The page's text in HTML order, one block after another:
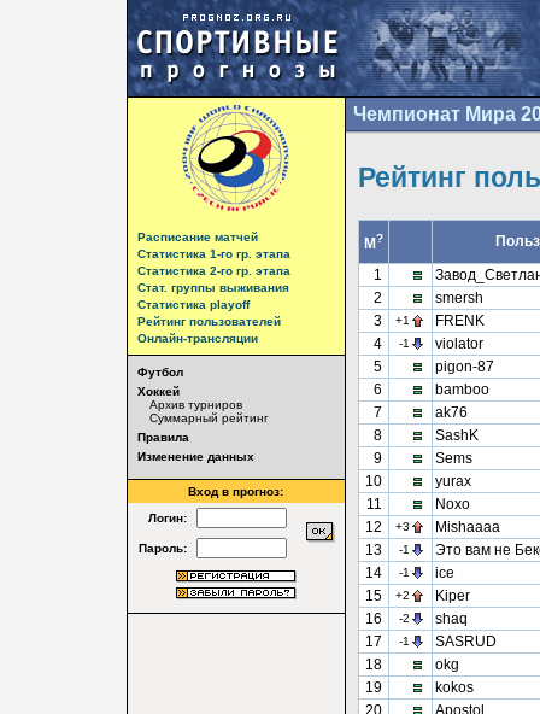
Расписание матчей
Статистика 1-го гр. этапа
Статистика 2-го гр. этапа
Стат. группы выживания
Статистика playoff
Рейтинг пользователей
Онлайн-трансляции
Футбол
Хоккей
Архив турниров
Суммарный рейтинг
Правила
Изменение данных
Вход в прогноз:
Логин:
Пароль:
Чемпионат Мира
Рейтинг
М?
1
2
smersh
3
+1
FRENK
4
-1
violator
5
pigon-87
6
bamboo
7
ak76
8
SashK
9
Sems
10
yurax
11
Noxo
12
+3
Mishaaaa
13
-1
Это вам не
14
-1
ice
15
+2
Kiper
16
-2
shaq
17
-1
SASRUD
18
okg
19
kokos
20
Apostol